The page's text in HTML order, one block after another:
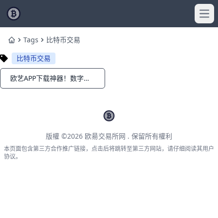
HomeTags
比特币交易
比特币交易
Notifications 欧艺APP下载神器！数字货币暴富交易秘籍2026
版權 ©2026 欧昜交易所网 . 保留所有權利
本页面包含第三方合作推广链接，点击后将跳转至第三方网站，请仔细阅读其用户
协议。